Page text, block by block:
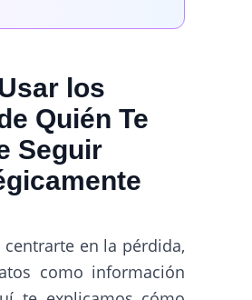
los
Quién Te
Seguir
centrarte en la pérdida,
como información